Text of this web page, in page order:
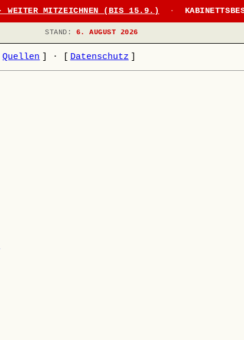
WEITER MITZEICHNEN (BIS 15.9.) ·
STAND: 6. AUGUST 2026
Quellen · Datenschutz